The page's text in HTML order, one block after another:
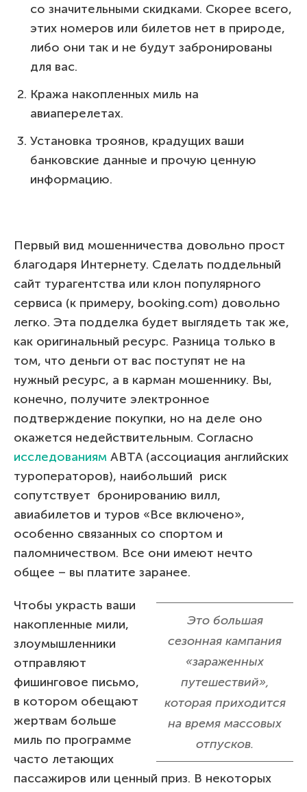
со значительными скидками. Скорее всего,
этих номеров или билетов нет в природе,
либо они так и не будут забронированы
для вас.
Кража накопленных миль на
авиаперелетах.
Установка троянов, крадущих ваши
банковские данные и прочую ценную
информацию.
Первый вид мошенничества довольно прост
благодаря Интернету. Сделать поддельный
сайт турагентства или клон популярного
сервиса (к примеру, booking.com) довольно
легко. Эта подделка будет выглядеть так же,
как оригинальный ресурс. Разница только в
том, что деньги от вас поступят не на
нужный ресурс, а в карман мошеннику. Вы,
конечно, получите электронное
подтверждение покупки, но на деле оно
окажется недействительным. Согласно
исследованиям ABTA (ассоциация английских
туроператоров), наибольший риск
сопутствует бронированию вилл,
авиабилетов и туров «Все включено»,
особенно связанных со спортом и
паломничеством. Все они имеют нечто
общее – вы платите заранее.
Это большая
сезонная кампания
«зараженных
путешествий»,
которая приходится
на время массовых
отпусков.
Чтобы украсть ваши
накопленные мили,
злоумышленники
отправляют
фишинговое письмо,
в котором обещают
жертвам больше
миль по программе
часто летающих
пассажиров или ценный приз. В некоторых